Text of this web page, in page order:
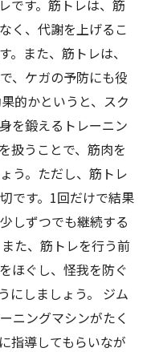
です。筋トレは、筋
く、代謝を上げるこ
。また、筋トレは、
、ケガの予防にも役
的かというと、スク
を鍛えるトレーニン
扱うことで、筋肉を
う。ただし、筋トレ
です。1回だけで結果
しずつでも継続する
た、筋トレを行う前
ほぐし、怪我を防ぐ
にしましょう。 ジム
ニングマシンがたく
指導してもらいなが